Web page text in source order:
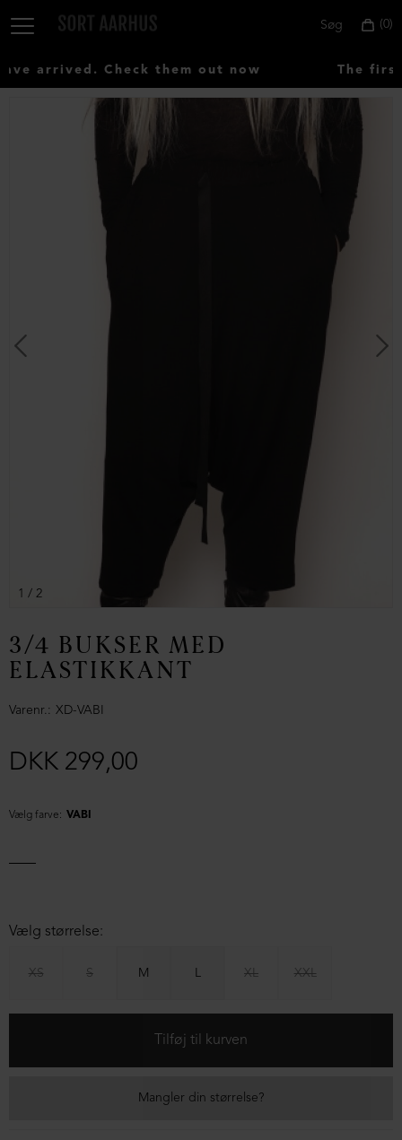
Denmark
0
Søg
arrived. Check them out now The first
1 / 2
3/4 BUKSER MED
ELASTIKKANT
Varenr. XD-VABI
DKK 299,00
Vælg farve: VABI
Vælg størrelse:
XS S M L XL XXL
Mangler din størrelse?